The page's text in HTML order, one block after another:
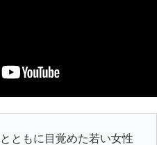
ともに目覚めた若い女性